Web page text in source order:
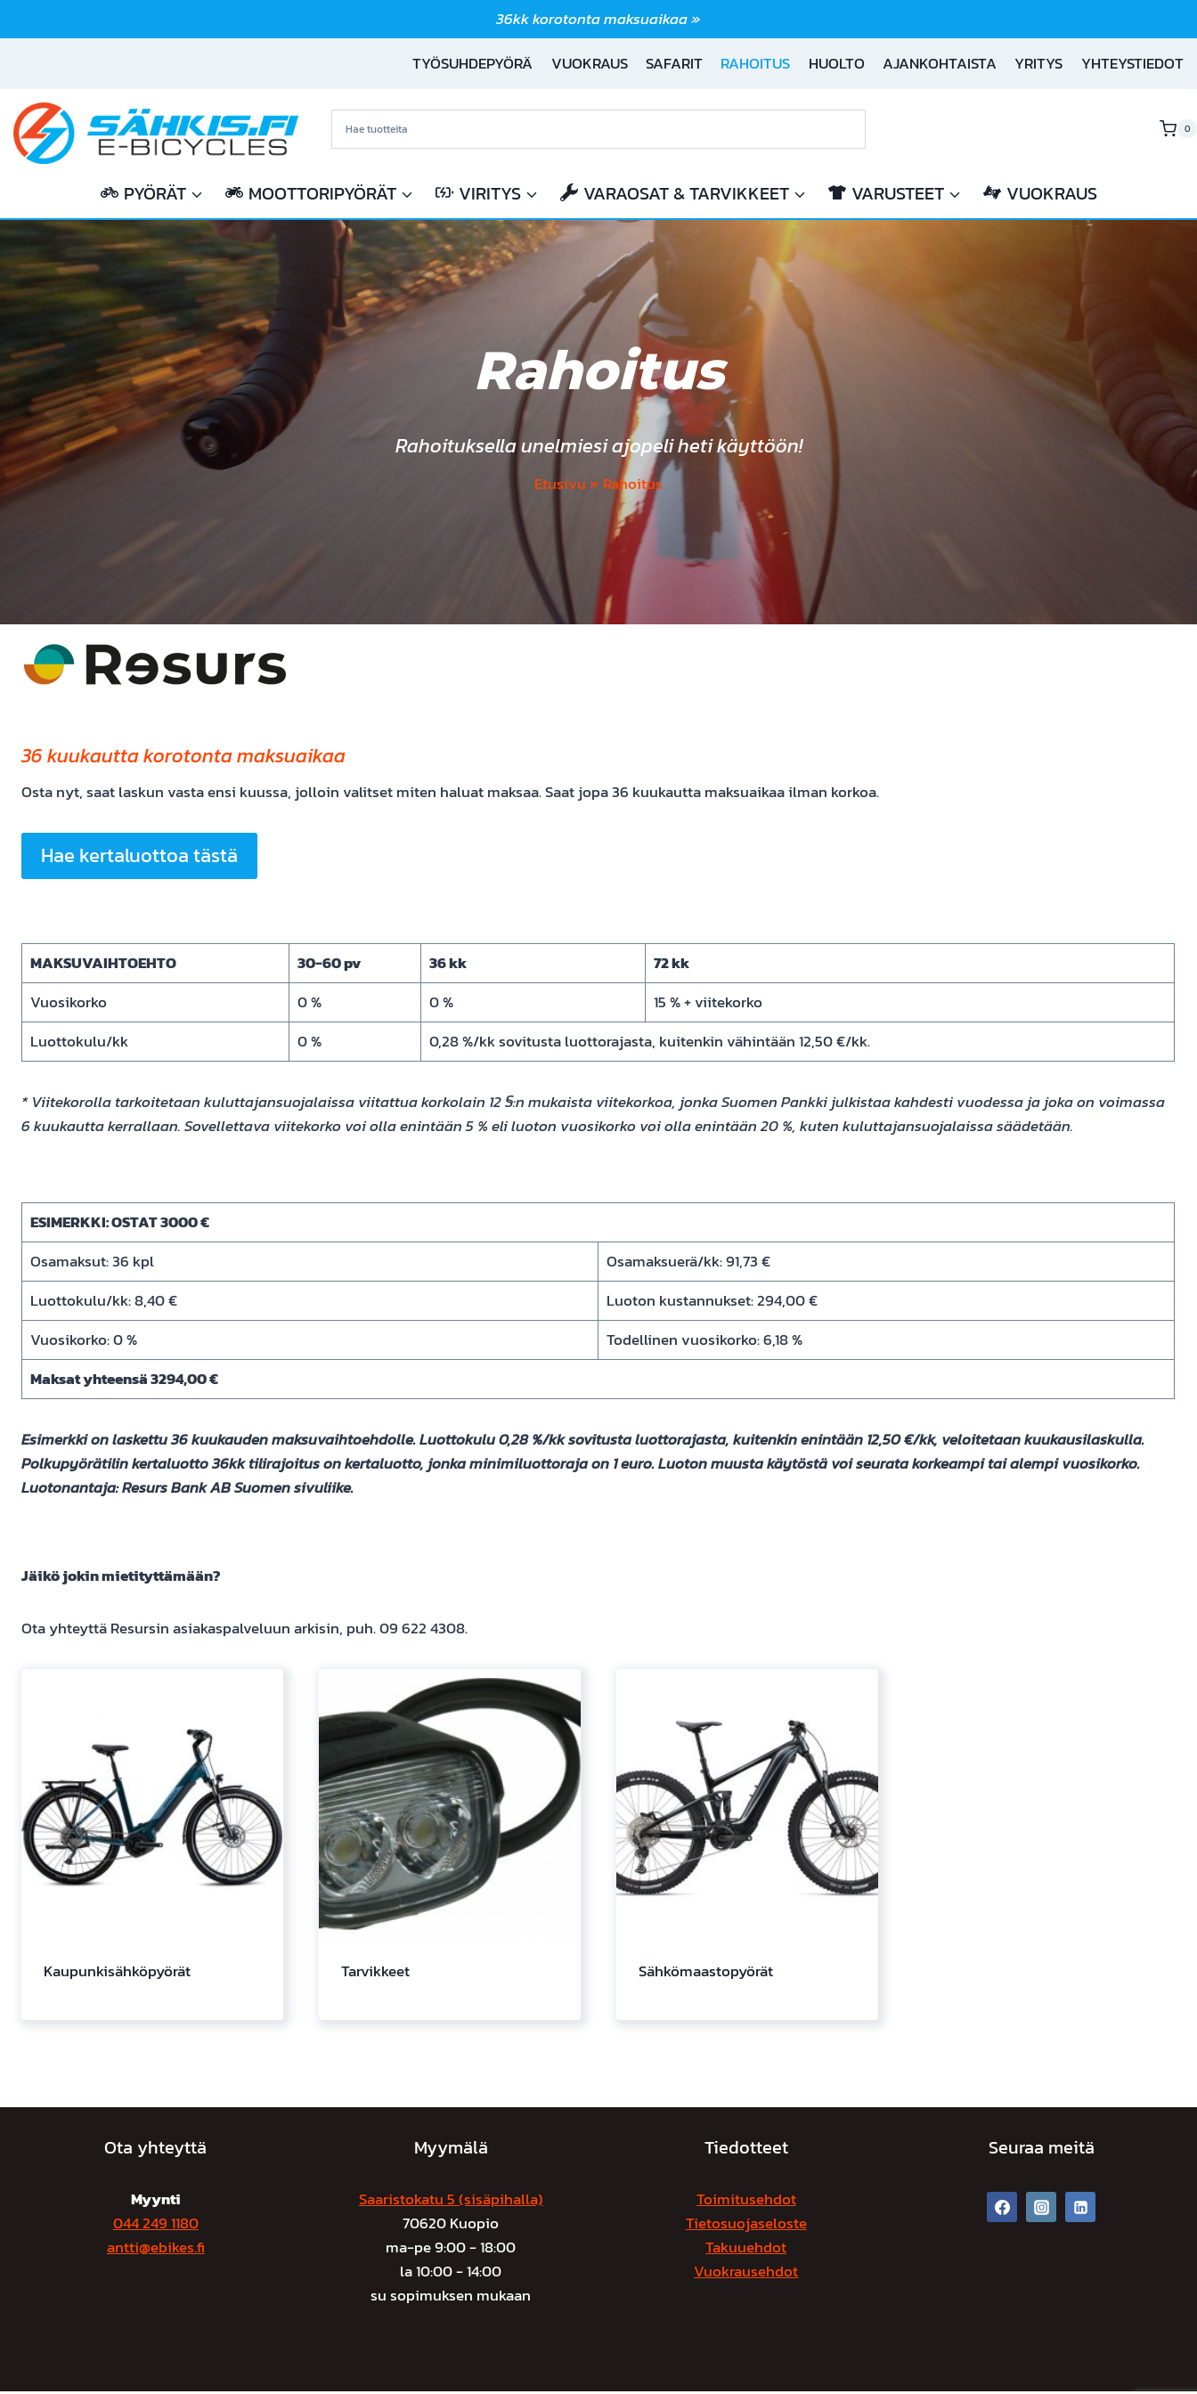
sisältöön
36kk korotonta maksuaikaa »
TYÖSUHDEPYÖRÄ
VUOKRAUS SAFARIT RAHOITUS HUOLTO AJANKOHTAISTA YRITYS YHTEYSTIEDOT
0
PYÖRÄT MOOTTORIPYÖRÄT VIRITYS VARAOSAT & TARVIKKEET VARUSTEET VUOKRAUS
Rahoitus
Rahoituksella unelmiesi ajopeli heti käyttöön!
Etusivu » Rahoitus
36 kuukautta korotonta maksuaikaa
Osta nyt, saat laskun vasta ensi kuussa, jolloin valitset miten haluat maksaa. Saat jopa 36 kuukautta maksuaikaa ilman korkoa.
Hae kertaluottoa tästä
MAKSUVAIHTOEHTO 30-60 pv 36 kk
72 kk
Vuosikorko
0 % 0 %
15 % + viitekorko
Luottokulu/kk
0 % 0,28 %/kk sovitusta luottorajasta, kuitenkin vähintään 12,50 €/kk.
* Viitekorolla tarkoitetaan kuluttajansuojalaissa viitattua korkolain 12 §:n mukaista viitekorkoa, jonka Suomen Pankki julkistaa kahdesti vuodessa ja joka on voimassa
6 kuukautta kerrallaan. Sovellettava viitekorko voi olla enintään 5 % eli luoton vuosikorko voi olla enintään 20 %, kuten kuluttajansuojalaissa säädetään.
ESIMERKKI: OSTAT 3000 €
Osamaksut: 36 kpl
Osamaksuerä/kk: 91,73 €
Luottokulu/kk: 8,40 €
Luoton kustannukset: 294,00 €
Vuosikorko: 0 %
Todellinen vuosikorko: 6,18 %
Maksat yhteensä 3294,00 €
Esimerkki on laskettu 36 kuukauden maksuvaihtoehdolle. Luottokulu 0,28 %/kk sovitusta luottorajasta, kuitenkin enintään 12,50 €/kk, veloitetaan kuukausilaskulla.
Polkupyörätilin kertaluotto 36kk tilirajoitus on kertaluotto, jonka minimiluottoraja on 1 euro. Luoton muusta käytöstä voi seurata korkeampi tai alempi vuosikorko.
Luotonantaja: Resurs Bank AB Suomen sivuliike.
Jäikö jokin mietityttämään?
Ota yhteyttä Resursin asiakaspalveluun arkisin, puh. 09 622 4308.
Kaupunkisähköpyörät Tarvikkeet Sähkömaastopyörät
Ota yhteyttä
Myynti
044 249 1180
antti@ebikes.fi
Myymälä
Saaristokatu 5 (sisäpihalla)
70620 Kuopio
ma-pe 9:00 - 18:00
la 10:00 - 14:00
su sopimuksen mukaan
Tiedotteet
Toimitusehdot
Tietosuojaseloste
Takuuehdot
Vuokrausehdot
Seuraa meitä